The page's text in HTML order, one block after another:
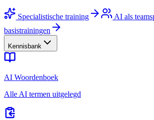
Specialistische training AI als
basistrainingen
Kennisbank
AI Woordenboek
Alle AI termen uitgelegd